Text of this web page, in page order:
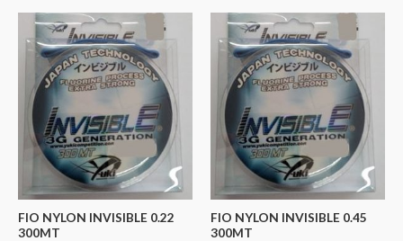
FIO NYLON INVISIBLE 0.22
300MT
FIO NYLON INVISIBLE 0.45
300MT